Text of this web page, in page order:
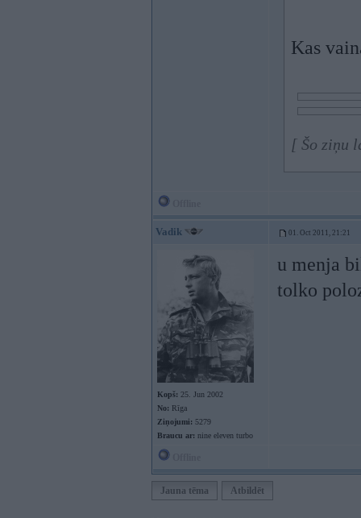
Kas
[ Šo ziņu
Vadik 01. Oct 2011, 21:21
Kopš: 25. Jun 2002
No: Rīga
Ziņojumi: 5279
Braucu ar: nine eleven turbo
u menja
tolko
Jauna tēma Atbildēt